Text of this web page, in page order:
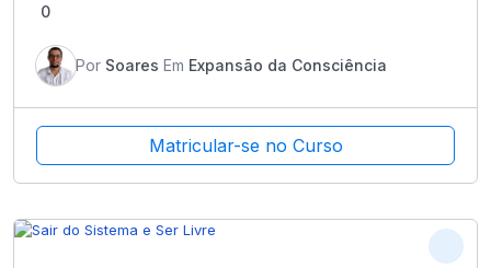
0
Por Soares Em Expansão da Consciência
Matricular-se no Curso